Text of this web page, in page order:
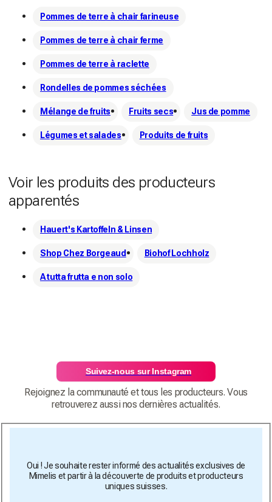
Pommes de terre à chair farineuse
Pommes de terre à chair ferme
Pommes de terre à raclette
Rondelles de pommes séchées
Mélange de fruits Fruits secs Jus de pomme
Légumes et salades Produits de fruits
Voir les produits des producteurs
apparentés
Hauert's Kartoffeln & Linsen
Shop Chez Borgeaud Biohof Lochholz
A tutta frutta e non solo
Suivez-nous sur Instagram
Rejoignez la communauté et tous les producteurs. Vous
retrouverez aussi nos dernières actualités.
Oui ! Je souhaite rester informé des actualités exclusives de
Mimelis et partir à la découverte de produits et producteurs
uniques suisses.